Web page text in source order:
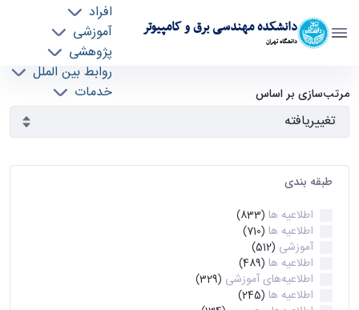
دانشکده مهندسی برق و کامپیوتر
دانشگاه تهران
افراد
آموزشی
پژوهشی
روابط بین الملل
خدمات
آرشیو اطلاعیه ها - ece- دانشکده مهندسی برق و
کامپیوتر
مرتب‌سازی بر اساس
طبقه بندی
اطلاعیه ها (833)
اطلاعیه ها (710)
آموزشی (512)
اطلاعیه ها (489)
اطلاعیه‌های‌ آموزشی (329)
اطلاعیه ها (245)